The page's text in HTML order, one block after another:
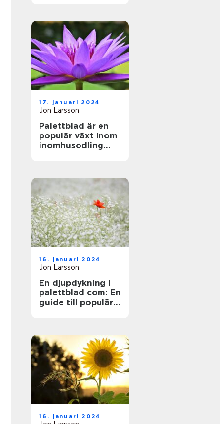
17. januari 2024
Jon Larsson
Palettblad är en
populär växt inom
inomhusodling
sina vackra färger
och mönster
16. januari 2024
Jon Larsson
En djupdykning i
palettblad com: En
guide till populära
16. januari 2024